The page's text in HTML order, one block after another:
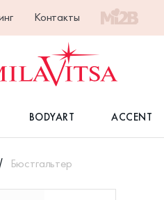
Контакты
BODYART ACCENT
Бюстгальтер